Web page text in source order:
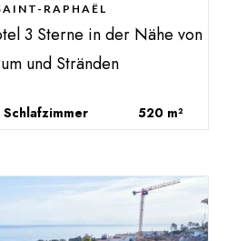
RAPHAËL
3 Sterne in der Nähe von
und Stränden
Schlafzimmer 520 m²